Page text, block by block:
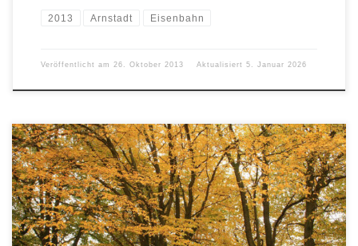
2013 Arnstadt Eisenbahn
Veröffentlicht am 26. Oktober 2013 Aktualisiert 5. Januar 2026